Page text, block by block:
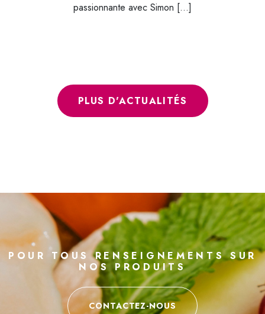
passionnante avec Simon […]
PLUS D'ACTUALITÉS
POUR TOUS RENSEIGNEMENTS SUR
NOS PRODUITS
CONTACTEZ-NOUS